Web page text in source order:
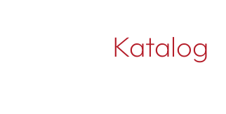
Katalog